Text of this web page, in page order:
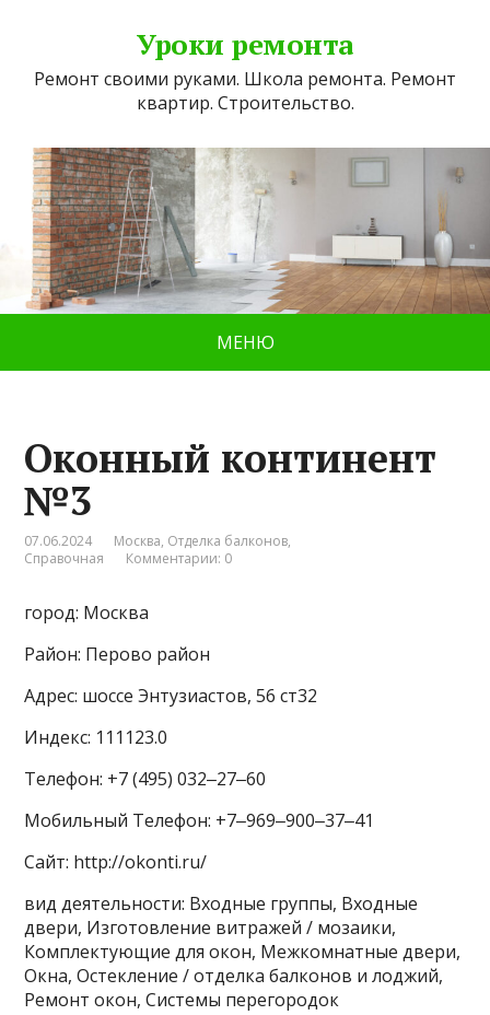
Уроки ремонта
Ремонт своими руками. Школа ремонта. Ремонт
квартир. Строительство.
МЕНЮ
Оконный континент
№3
07.06.2024 Москва, Отделка балконов,
Справочная
Комментарии: 0
город: Москва
Район: Перово район
Адрес: шоссе Энтузиастов, 56 ст32
Индекс: 111123.0
Телефон: +7 (495) 032‒27‒60
Мобильный Телефон: +7‒969‒900‒37‒41
Сайт: http://okonti.ru/
вид деятельности: Входные группы, Входные
двери, Изготовление витражей / мозаики,
Комплектующие для окон, Межкомнатные двери,
Окна, Остекление / отделка балконов и лоджий,
Ремонт окон, Системы перегородок